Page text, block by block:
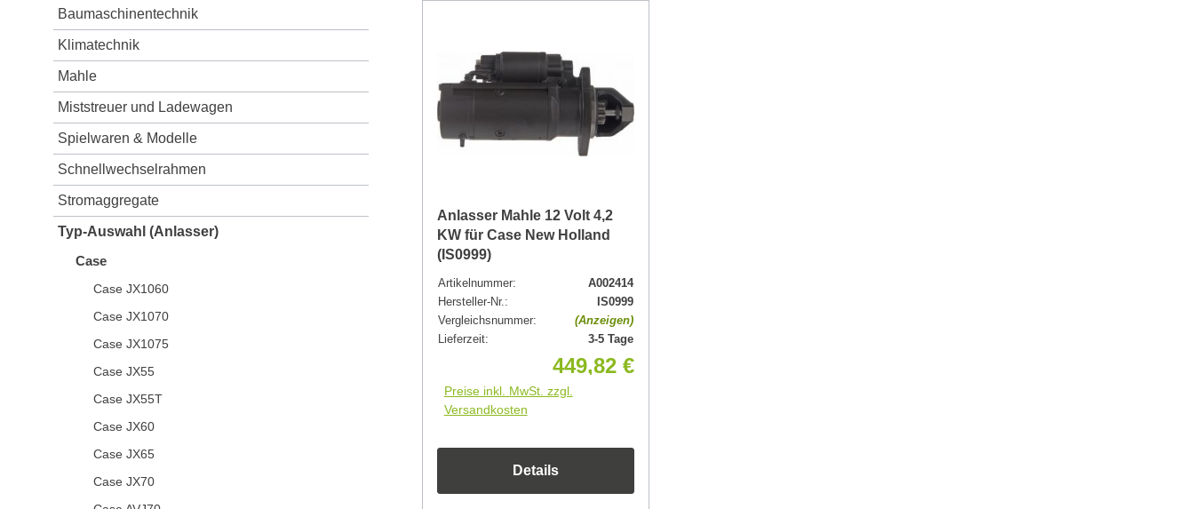
Baumaschinentechnik
Klimatechnik
Mahle
Miststreuer und Ladewagen
Spielwaren & Modelle
Schnellwechselrahmen
Stromaggregate
Typ-Auswahl (Anlasser)
Case
Case JX1060
Case JX1070
Case JX1075
Case JX55
Case JX55T
Case JX60
Case JX65
Case JX70
Anlasser Mahle 12 Volt 4,2
KW für Case New Holland
(IS0999)
Artikelnummer:
A002414
Hersteller-Nr.:
IS0999
Vergleichsnummer:
(Anzeigen)
Lieferzeit:
3-5 Tage
449,82 €
Preise inkl. MwSt. zzgl.
Versandkosten
Details